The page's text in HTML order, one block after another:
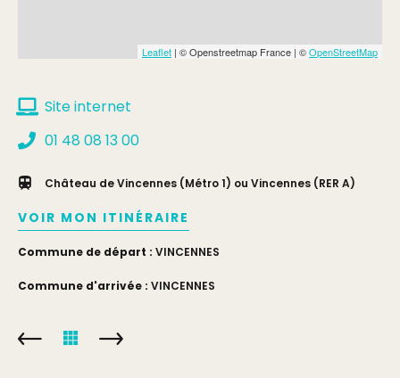
Leaflet | © Openstreetmap France | ©OpenStreetMap
Site internet
01 48 08 13 00
Château de Vincennes (Métro 1) ou Vincennes (RER A)
VOIR MON ITINÉRAIRE
Commune de départ : VINCENNES
Commune d'arrivée : VINCENNES